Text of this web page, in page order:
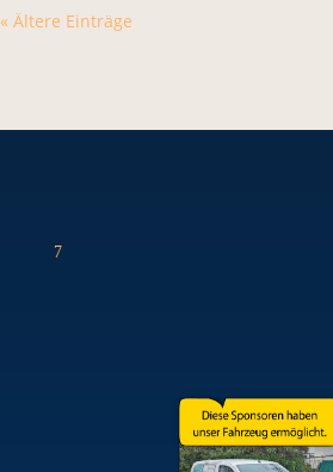
« Ältere Einträge
7